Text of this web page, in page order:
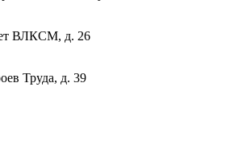
ВЛКСМ, д. 26
Труда, д. 39